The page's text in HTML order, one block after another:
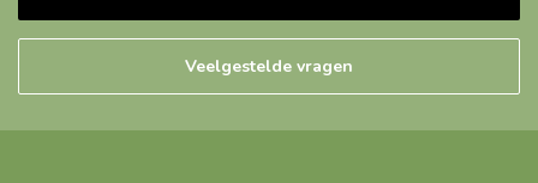
Veelgestelde vragen